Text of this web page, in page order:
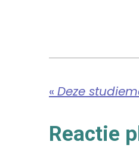
« Deze
Reactie